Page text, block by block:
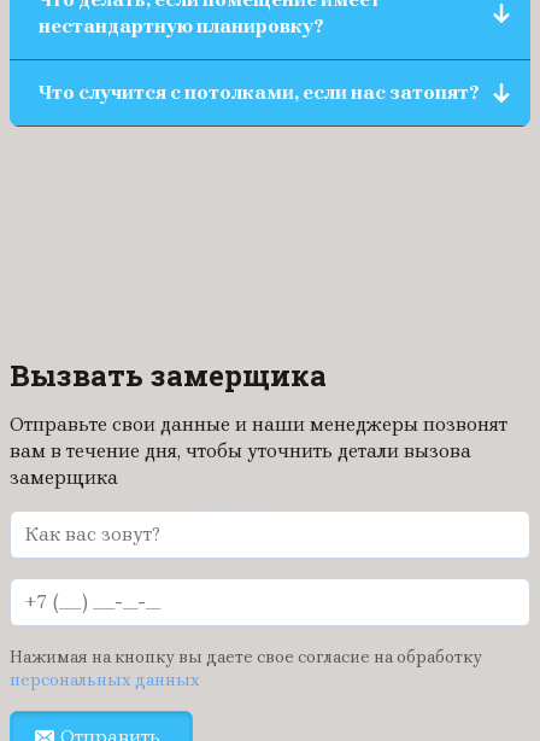
частях дома важно создать уют.
нестандартную планировку?
является возможность подстроить полотно под
любую форму помещения.
Что случится с потолками, если нас затопят?
Вызвать замерщика
Отправьте свои данные и наши менеджеры позвонят
вам в течение дня, чтобы уточнить детали вызова
замерщика
Нажимая на кнопку вы даете свое согласие на обработку
персональных данных
Отправить